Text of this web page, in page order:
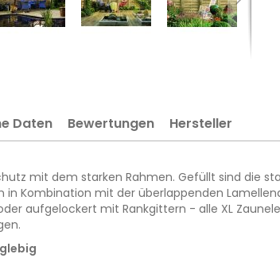
mit dem starken Rahmen. Gefüllt sind die
in Kombination mit der überlappenden
aufgelockert mit Rankgittern - alle XL
Daten Bewertungen Hersteller